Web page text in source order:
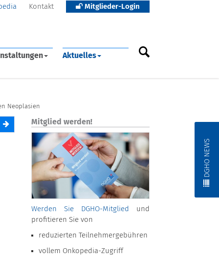
Kontakt Mitglieder-Login
Aktuelles
DGHO NEWS
Neoplasien
Mitglied werden!
Werden Sie DGHO-Mitglied
und
profitieren Sie von
reduzierten Teilnehmergebühren
vollem Onkopedia-Zugriff